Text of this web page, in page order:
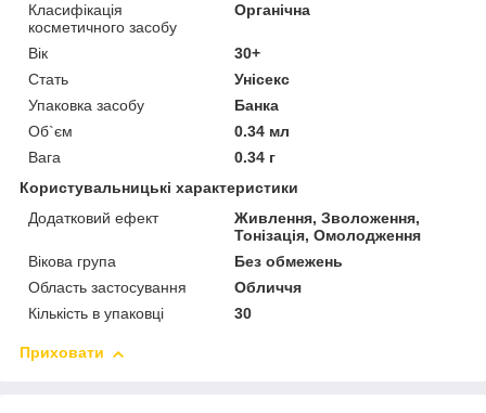
Класифікація
косметичного засобу
Органічна
Вік
30+
Стать
Унісекс
Упаковка засобу
Банка
Об`єм
0.34 мл
Вага
0.34 г
Користувальницькі характеристики
Додатковий ефект
Живлення, Зволоження,
Тонізація, Омолодження
Вікова група
Без обмежень
Область застосування
Обличчя
Кількість в упаковці
30
Приховати